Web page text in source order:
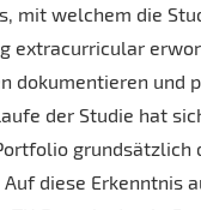
mit welchem die
extracurricular
dokumentieren und
der Studie hat
grundsätzlich
diese Erkenntnis